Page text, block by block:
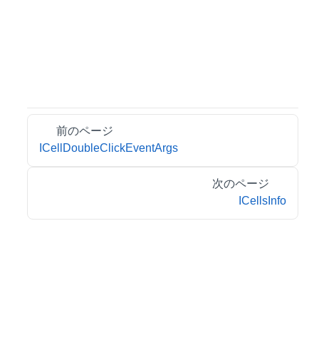
前のページ
ICellDoubleClickEventArgs
次のページ
ICellsInfo